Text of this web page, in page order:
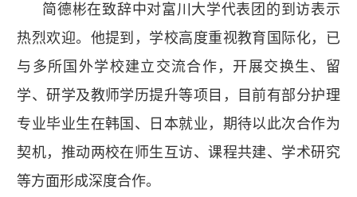
简德彬在致辞中对富川大学代表团的到访表示
热烈欢迎。他提到，学校高度重视教育国际化，已
与多所国外学校建立交流合作，开展交换生、留
学、研学及教师学历提升等项目，目前有部分护理
专业毕业生在韩国、日本就业，期待以此次合作为
契机，推动两校在师生互访、课程共建、学术研究
等方面形成深度合作。